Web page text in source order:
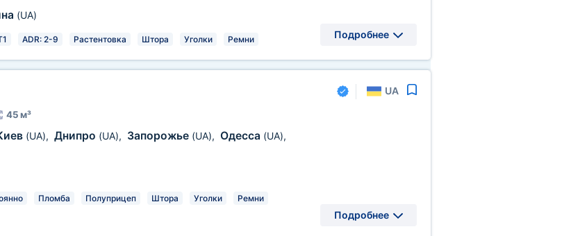
(UA)
ADR: 2-9 Растентовка Штора Уголки Ремни Подробнее
UA
45 м³
(UA), Днипро (UA), Запорожье (UA), Одесса (UA),
Пломба Полуприцеп Штора Уголки Ремни
Подробнее